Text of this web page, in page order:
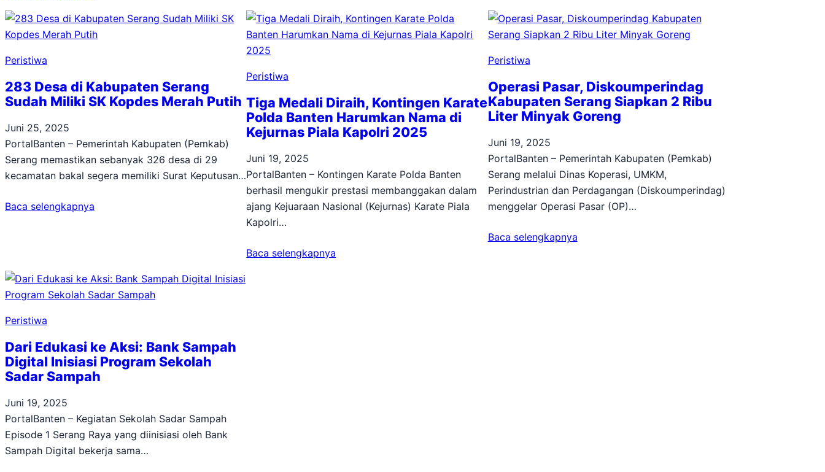
Peristiwa
283 Desa di Kabupaten Serang
Sudah Miliki SK Kopdes Merah Putih
Juni 25, 2025
PortalBanten – Pemerintah Kabupaten (Pemkab)
Serang memastikan sebanyak 326 desa di 29
kecamatan bakal segera memiliki Surat Keputusan…
Baca selengkapnya
Peristiwa
Tiga Medali Diraih, Kontingen Karate
Polda Banten Harumkan Nama di
Kejurnas Piala Kapolri 2025
Juni 19, 2025
PortalBanten – Kontingen Karate Polda Banten
berhasil mengukir prestasi membanggakan dalam
ajang Kejuaraan Nasional (Kejurnas) Karate Piala
Kapolri…
Baca selengkapnya
Peristiwa
Operasi Pasar, Diskoumperindag
Kabupaten Serang Siapkan 2 Ribu
Liter Minyak Goreng
Juni 19, 2025
PortalBanten – Pemerintah Kabupaten (Pemkab)
Serang melalui Dinas Koperasi, UMKM,
Perindustrian dan Perdagangan (Diskoumperindag)
menggelar Operasi Pasar (OP)…
Baca selengkapnya
Peristiwa
Dari Edukasi ke Aksi: Bank Sampah
Digital Inisiasi Program Sekolah
Sadar Sampah
Juni 19, 2025
PortalBanten – Kegiatan Sekolah Sadar Sampah
Episode 1 Serang Raya yang diinisiasi oleh Bank
Sampah Digital bekerja sama…